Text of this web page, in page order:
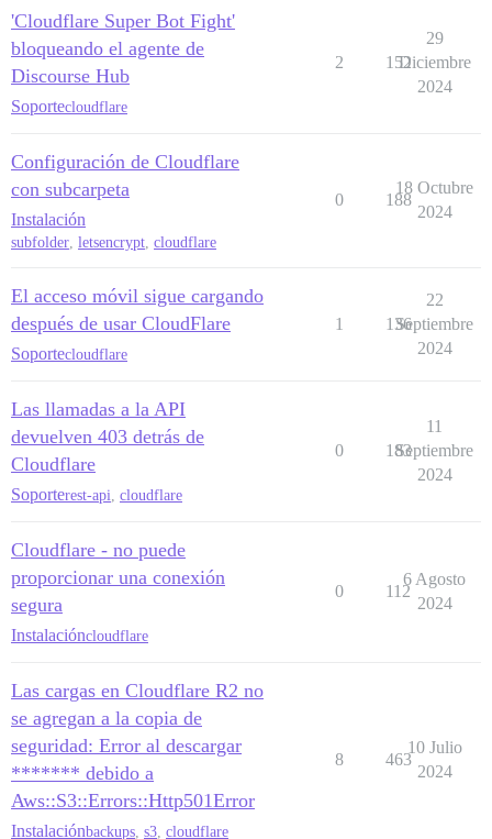
'Cloudflare Super Bot Fight'
bloqueando el agente de
Discourse Hub
Soportecloudflare
2 152
29
Diciembre
2024
Configuración de Cloudflare
con subcarpeta
Instalación
subfolder, letsencrypt, cloudflare
0 188
18 Octubre
2024
El acceso móvil sigue cargando
después de usar CloudFlare
Soportecloudflare
1 136
22
Septiembre
2024
Las llamadas a la API
devuelven 403 detrás de
Cloudflare
Soporterest-api cloudflare
0 183
11
Septiembre
2024
Cloudflare - no puede
proporcionar una conexión
segura
Instalacióncloudflare
0 112
6 Agosto
2024
Las cargas en Cloudflare R2 no
se agregan a la copia de
seguridad: Error al descargar
******* debido a
Aws::S3::Errors::Http501Error
Instalaciónbackups s3 cloudflare
8 463
10 Julio
2024